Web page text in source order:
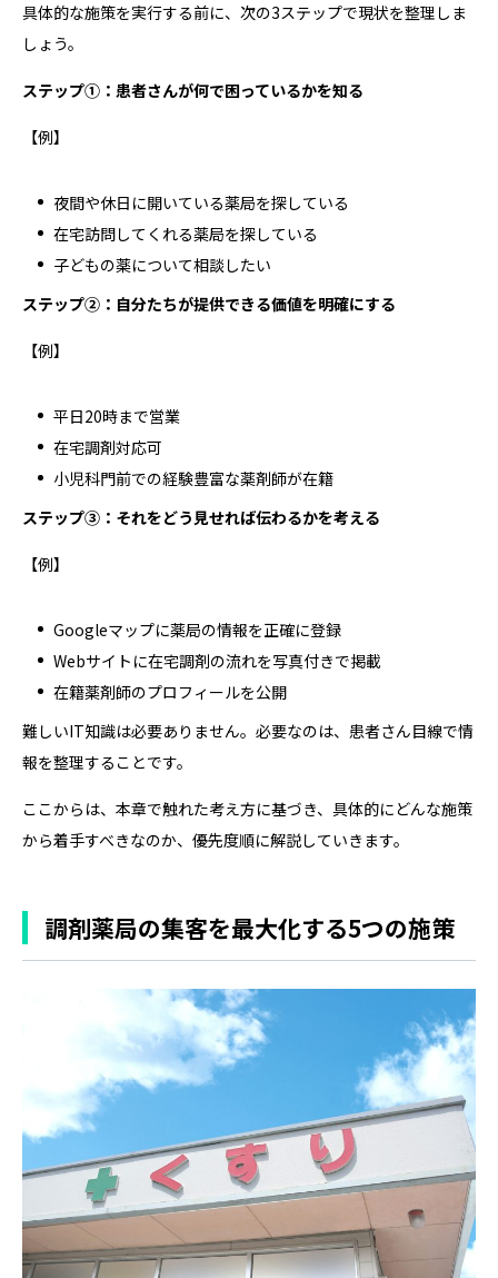
具体的な施策を実行する前に、次の3ステップで現状を整理しま
しょう。
ステップ①：患者さんが何で困っているかを知る
【例】
夜間や休日に開いている薬局を探している
在宅訪問してくれる薬局を探している
子どもの薬について相談したい
ステップ②：自分たちが提供できる価値を明確にする
【例】
平日20時まで営業
在宅調剤対応可
小児科門前での経験豊富な薬剤師が在籍
ステップ③：それをどう見せれば伝わるかを考える
【例】
Googleマップに薬局の情報を正確に登録
Webサイトに在宅調剤の流れを写真付きで掲載
在籍薬剤師のプロフィールを公開
難しいIT知識は必要ありません。必要なのは、患者さん目線で情
報を整理することです。
ここからは、本章で触れた考え方に基づき、具体的にどんな施策
から着手すべきなのか、優先度順に解説していきます。
調剤薬局の集客を最大化する5つの施策